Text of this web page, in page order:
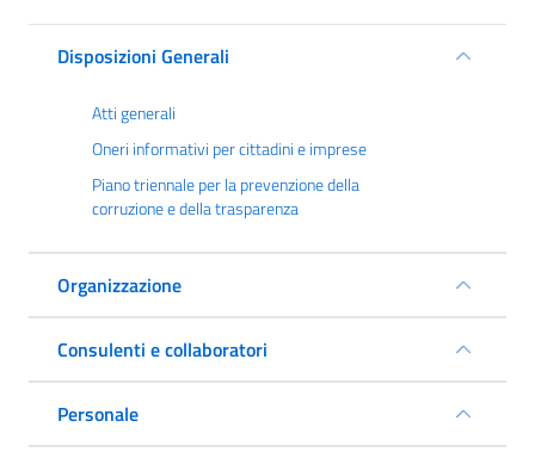
Disposizioni Generali
Atti generali
Oneri informativi per cittadini e imprese
Piano triennale per la prevenzione della
corruzione e della trasparenza
Organizzazione
Consulenti e collaboratori
Personale